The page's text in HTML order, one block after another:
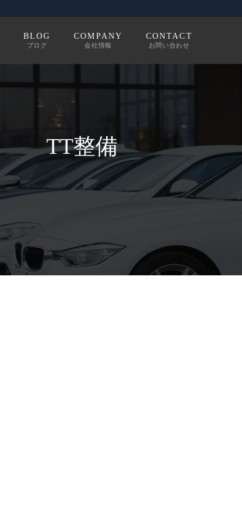
BLOG
ブログ
COMPANY
会社情報
CONTACT
お問い合わせ
TT整備